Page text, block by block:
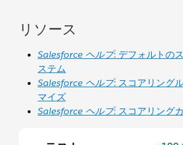
リソース
Salesforce ヘルプ: デフォルトの
ステム
Salesforce ヘルプ: スコアリング
マイズ
Salesforce ヘルプ: スコアリング